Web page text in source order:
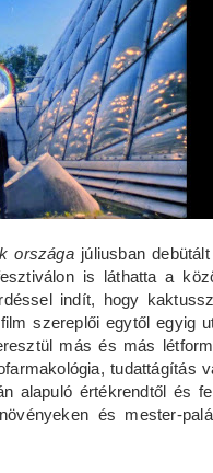
országajúliusban
is láthatta a
indít, hogy
szereplői egytől egyig
más és más
tudattágítás
alapuló értékrendtől és
és mester-